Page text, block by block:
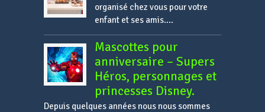
organisé chez vous pour votre
enfant et ses amis....
Mascottes pour
anniversaire – Supers
Héros, personnages et
princesses Disney.
Depuis quelques années nous nous sommes